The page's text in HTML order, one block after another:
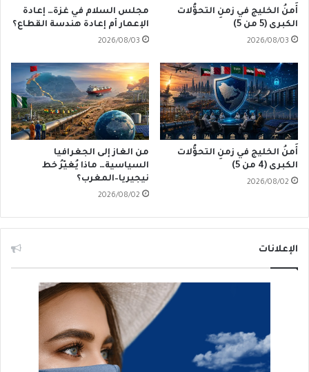
أَمنُ الخليج في زمنِ التحوُّلات
الكبرى (5 من 5)
2026/08/03
مجلس السلام في غزة… إعادة
الإعمار أم إعادة هندسة القطاع؟
2026/08/03
أَمنُ الخليج في زمنِ التحوُّلات
الكبرى (4 من 5)
2026/08/02
من الغاز إلى الجغرافيا
السياسية… ماذا يُغيّرُ خط
نيجيريا–المغرب؟
2026/08/02
الإعلانات